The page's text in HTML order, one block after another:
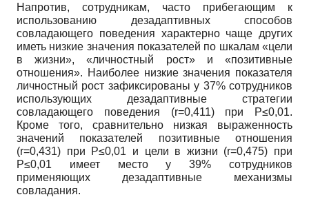
Напротив, сотрудникам, часто прибегающим к
использованию дезадаптивных способов
совладающего поведения характерно чаще других
иметь низкие значения показателей по шкалам «цели
в жизни», «личностный рост» и «позитивные
отношения». Наиболее низкие значения показателя
личностный рост зафиксированы у 37% сотрудников
использующих дезадаптивные стратегии
совладающего поведения (r=0,411) при P≤0,01.
Кроме того, сравнительно низкая выраженность
значений показателей позитивные отношения
(r=0,431) при P≤0,01 и цели в жизни (r=0,475) при
P≤0,01 имеет место у 39% сотрудников
применяющих дезадаптивные механизмы
совладания.